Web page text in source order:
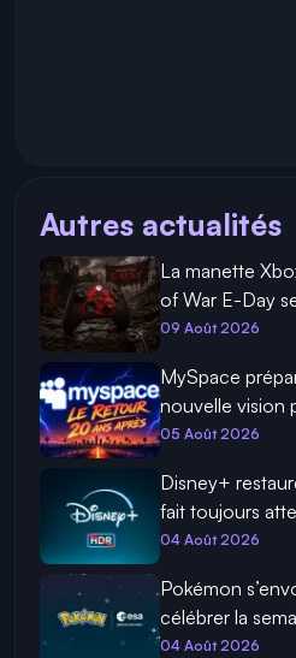
Autres actualités
La manette
of War E-Day
09 Août 2026
MySpace
nouvelle vision
05 Août 2026
Disney+
fait toujours
04 Août 2026
Pokémon
célébrer la
04 Août 2026